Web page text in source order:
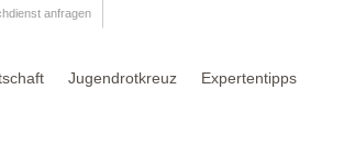
anfragen
Jugendrotkreuz Expertentipps